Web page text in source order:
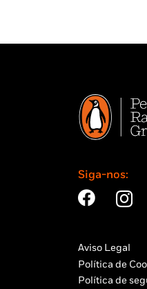
Siga-nos:
Aviso Legal
Política de
Política de